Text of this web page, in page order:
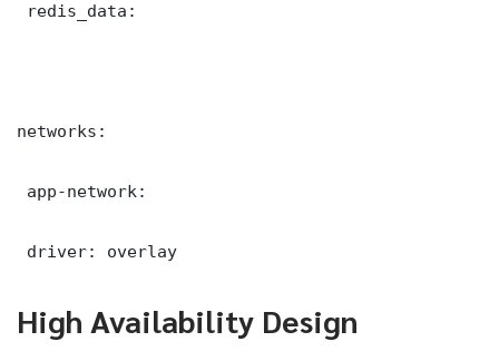
redis_data:
networks:
app-network:
driver: overlay
High Availability Design